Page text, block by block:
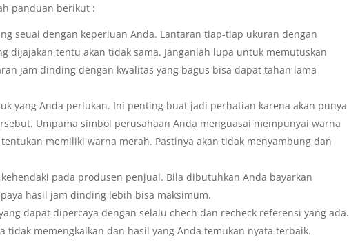
panduan berikut :
seuai dengan keperluan Anda. Lantaran tiap-tiap ukuran dengan
dijajakan tentu akan tidak sama. Janganlah lupa untuk memutuskan
jam dinding dengan kwalitas yang bagus bisa dapat tahan lama
yang Anda perlukan. Ini penting buat jadi perhatian karena akan punya
Umpama simbol perusahaan Anda menguasai mempunyai warna
memiliki warna merah. Pastinya akan tidak menyambung dan
pada produsen penjual. Bila dibutuhkan Anda bayarkan
hasil jam dinding lebih bisa maksimum.
dapat dipercaya dengan selalu chech dan recheck referensi yang ada.
tidak memengkalkan dan hasil yang Anda temukan nyata terbaik.